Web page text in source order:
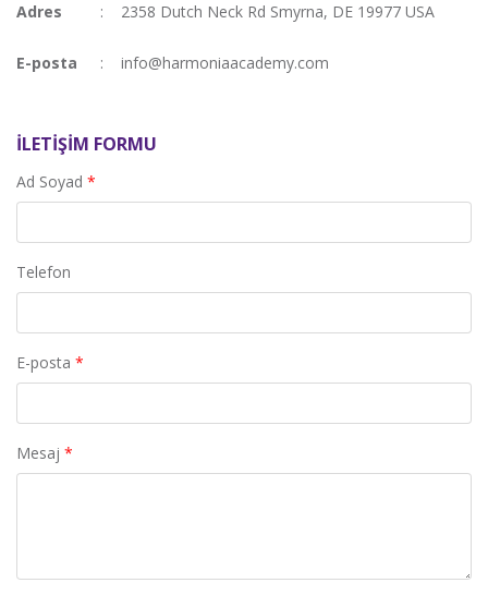
Adres
: 2358 Dutch Neck Rd Smyrna, DE 19977 USA
E-posta : info@harmoniaacademy.com
İLETIŞIM FORMU
Ad Soyad *
Telefon
E-posta *
Mesaj *